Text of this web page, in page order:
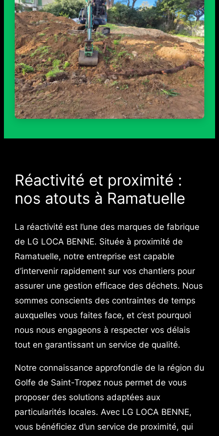
Réactivité et proximité :
nos atouts à Ramatuelle
La réactivité est l’une des marques de fabrique
de LG LOCA BENNE. Située à proximité de
Ramatuelle, notre entreprise est capable
d’intervenir rapidement sur vos chantiers pour
assurer une gestion efficace des déchets. Nous
sommes conscients des contraintes de temps
auxquelles vous faites face, et c’est pourquoi
nous nous engageons à respecter vos délais
tout en garantissant un service de qualité.
Notre connaissance approfondie de la région du
Golfe de Saint-Tropez nous permet de vous
proposer des solutions adaptées aux
particularités locales. Avec LG LOCA BENNE,
vous bénéficiez d’un service de proximité, qui